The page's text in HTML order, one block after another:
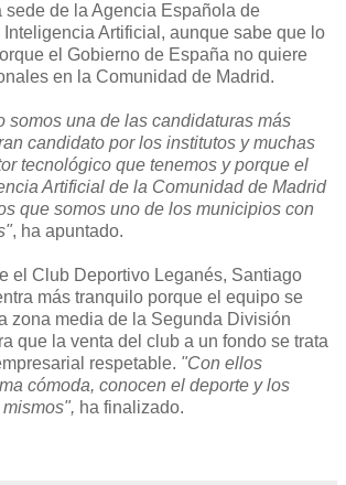
sede de la Agencia Española de
Artificial, aunque sabe que lo
el Gobierno de España no quiere
en la Comunidad de Madrid.
somos una de las candidaturas más
candidato por los institutos y muchas
tecnológico que tenemos y porque el
Artificial de la Comunidad de Madrid
que somos uno de los municipios con
, ha apuntado.
el Club Deportivo Leganés, Santiago
más tranquilo porque el equipo se
zona media de la Segunda División
que la venta del club a un fondo se trata
respetable. "Con ellos
cómoda, conocen el deporte y los
ha finalizado.